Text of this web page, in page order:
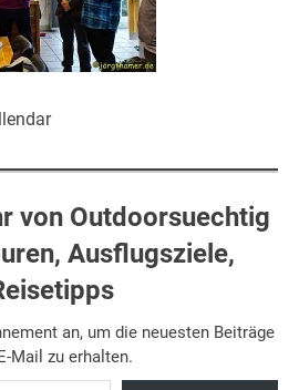
von Outdoorsuechtig
Ausflugsziele,
an, um die neuesten Beiträge
Mail zu erhalten.